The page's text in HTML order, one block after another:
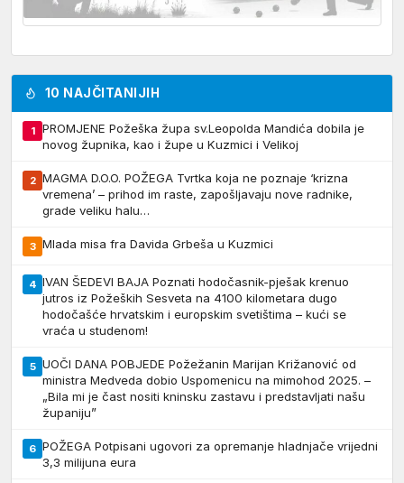
10 NAJČITANIJIH
1
PROMJENE Požeška župa sv.Leopolda Mandića dobila je
novog župnika, kao i župe u Kuzmici i Velikoj
2 MAGMA D.O.O. POŽEGA Tvrtka koja ne poznaje ‘krizna
vremena’ – prihod im raste, zapošljavaju nove radnike,
grade veliku halu…
3 Mlada misa fra Davida Grbeša u Kuzmici
4 IVAN ŠEDEVI BAJA Poznati hodočasnik-pješak krenuo
jutros iz Požeških Sesveta na 4100 kilometara dugo
hodočašće hrvatskim i europskim svetištima – kući se
vraća u studenom!
5 UOČI DANA POBJEDE Požežanin Marijan Križanović od
ministra Medveda dobio Uspomenicu na mimohod 2025. –
„Bila mi je čast nositi kninsku zastavu i predstavljati našu
županiju”
6 POŽEGA Potpisani ugovori za opremanje hladnjače vrijedni
3,3 milijuna eura